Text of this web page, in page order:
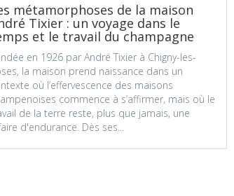
métamorphoses de la maison
Tixier : un voyage dans le
et le travail du champagne
en 1926 par André Tixier à Chigny-les-
la maison prend naissance dans un
où l’effervescence des maisons
commence à s’affirmer, mais où le
de la terre reste, plus que jamais, une
d'endurance. Dès ses...